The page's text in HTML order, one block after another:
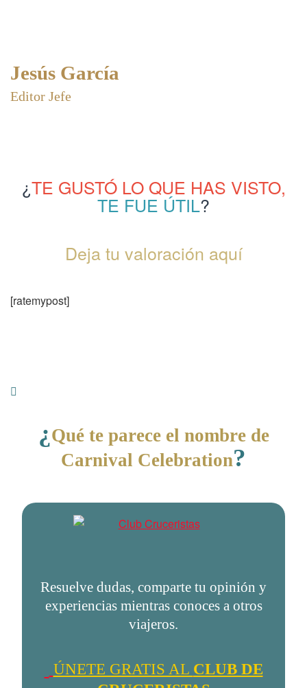
Jesús García
Editor Jefe
¿TE GUSTÓ LO QUE HAS VISTO,
TE FUE ÚTIL?
Deja tu valoración aquí
[ratemypost]
¿ Qué te parece el nombre de
Carnival Celebration?
Resuelve dudas, comparte tu opinión y
experiencias mientras conoces a otros
viajeros.
ÚNETE GRATIS AL CLUB DE